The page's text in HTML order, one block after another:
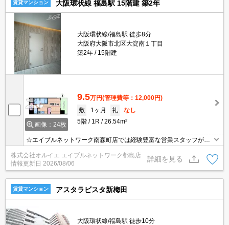
賃貸マンション 大阪環状線 福島駅 15階建 築2年
大阪環状線/福島駅 徒歩8分
大阪府大阪市北区大淀南１丁目
築2年
15階建
画像：24枚
9.5万円(管理費等：12,000円)
敷
1ヶ月 礼
なし
5階
1R 26.54m²
☆エイブルネットワーク南森町店では経験豊富な営業スタッフが多
数在籍しており、全力でサポートさせて頂きます☆ご希望の物件の
現地付近にて待ち合わせをさせていただきご内覧いただくサービス
や、主要駅までのお迎えサービスも実施中です☆詳しくは「エイブ
ルネットワーク南森町店」０１２０－８２１－２６０にお気軽にお
問合せ下さい♪
株式会社オルイエ エイブルネットワーク都島店
情報更新日 2026/08/06
詳細を見る
賃貸マンション アスタラビスタ新梅田
大阪環状線/福島駅 徒歩10分